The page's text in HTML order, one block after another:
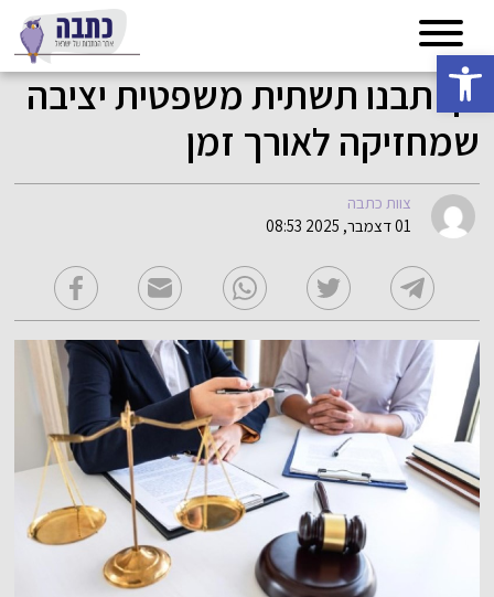
פתח סרגל נגישות
כך תבנו תשתית משפטית יציבה
שמחזיקה לאורך זמן
צוות כתבה
01 דצמבר, 2025 08:53